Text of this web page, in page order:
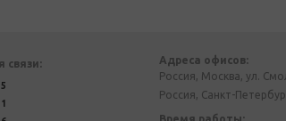
связи:
Адреса офисов:
Россия, Москва, ул.
Россия, Санкт-
Время работы: